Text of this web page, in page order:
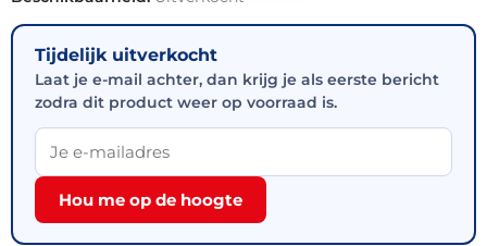
Tijdelijk uitverkocht
Laat je e-mail achter, dan krijg je als eerste bericht
zodra dit product weer op voorraad is.
Hou me op de hoogte